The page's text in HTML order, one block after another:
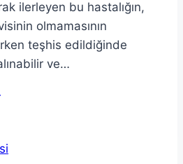
ilerleyen bu hastalığın,
olmamasının
teşhis edildiğinde
ve…